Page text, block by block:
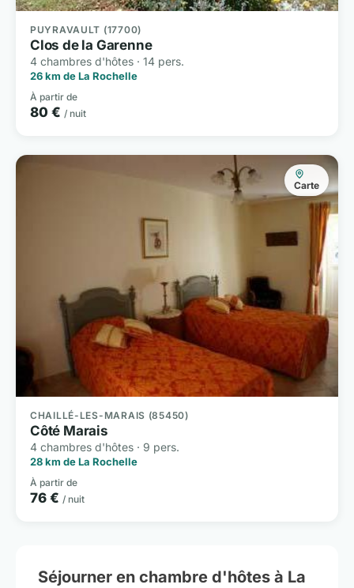
PUYRAVAULT (17700)
Clos de la Garenne
4 chambres d'hôtes · 14 pers.
26 km de La Rochelle
À partir de
80 € / nuit
Carte
CHAILLÉ-LES-MARAIS (85450)
Côté Marais
4 chambres d'hôtes · 9 pers.
28 km de La Rochelle
À partir de
76 € / nuit
Séjourner en chambre d'hôtes à La